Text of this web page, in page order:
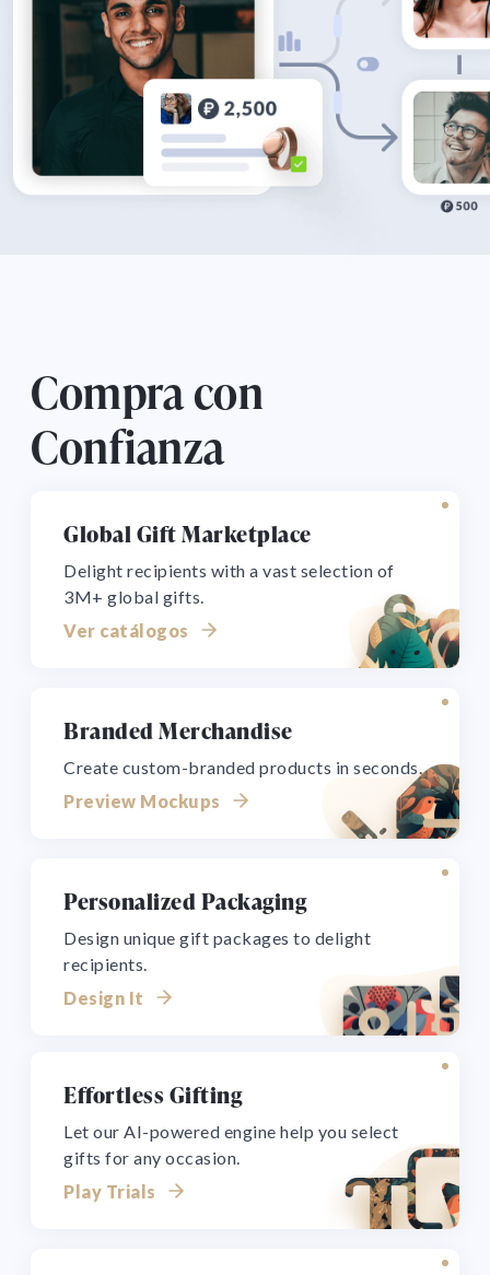
Compra con
Confianza
Global Gift Marketplace
Delight recipients with a vast selection of
3M+ global gifts.
Ver catálogos
Branded Merchandise
Create custom-branded products in seconds.
Preview Mockups
Personalized Packaging
Design unique gift packages to delight
recipients.
Design It
Effortless Gifting
Let our AI-powered engine help you select
gifts for any occasion.
Play Trials